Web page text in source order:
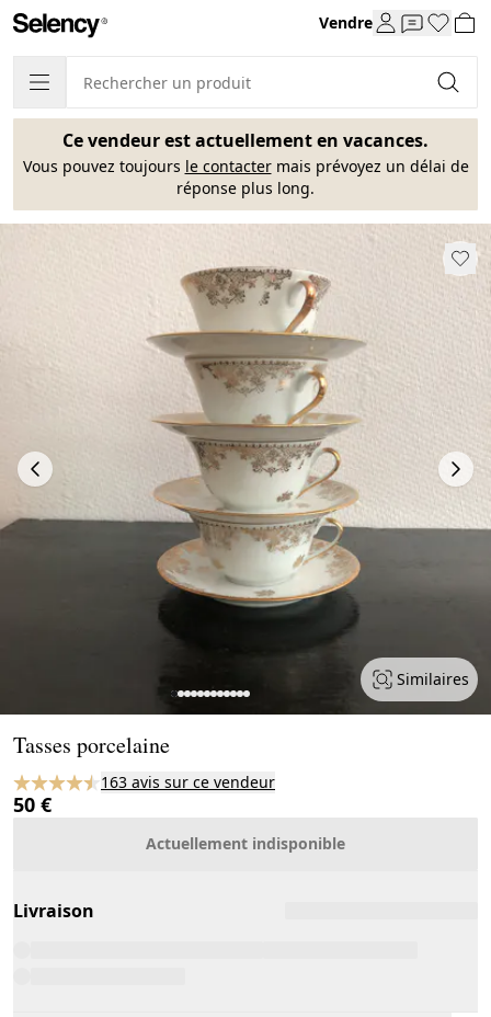
Vendre
Ce vendeur est actuellement en vacances.
Vous pouvez toujours le contactermais prévoyez un délai de
réponse plus long.
Similaires
Tasses porcelaine
163 avis sur ce vendeur
50 €
Actuellement indisponible
Livraison